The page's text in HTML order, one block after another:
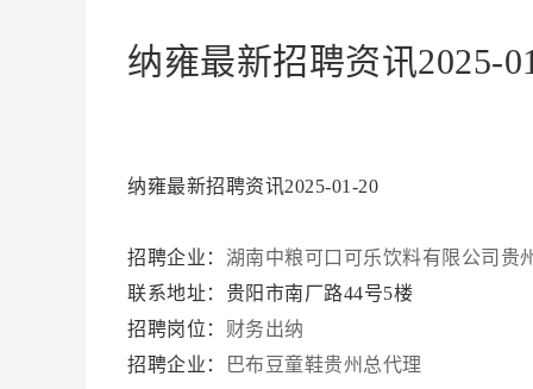
纳雍最新招聘资讯2025-
纳雍最新招聘资讯2025-01-20
招聘企业： 湖南中粮可口可乐饮料有限公司贵
联系地址：贵阳市南厂路44号5楼
招聘岗位： 财务出纳
招聘企业：
巴布豆童鞋贵州总代理